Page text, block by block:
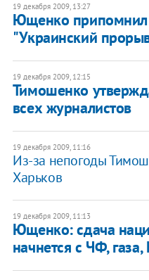
19 декабря 2009, 13:27
Ющенко
"Украинский
19 декабря 2009, 12:15
Тимошенко
всех журналистов
19 декабря 2009, 11:16
Из-за непогоды
Харьков
19 декабря 2009, 11:13
Ющенко: сдача
начнется с ЧФ,